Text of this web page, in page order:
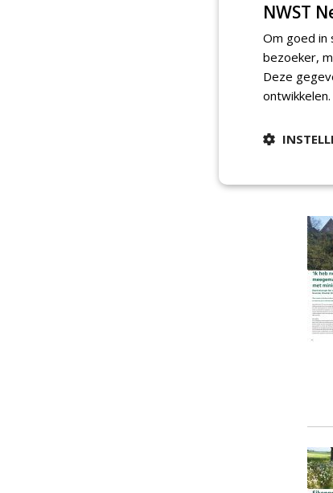
NWST
Om goed in
bezoeker,
Deze
ontwikkelen.